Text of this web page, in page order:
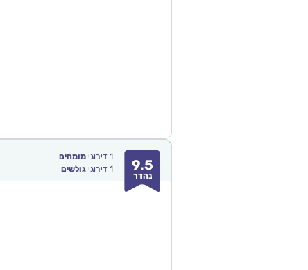
9.5
נהדר
1 דירוגימומחים
1 דירוגיגולשים